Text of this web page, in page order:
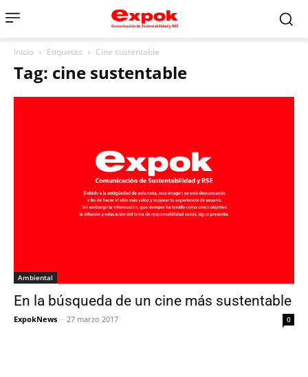
Inicio Etiquetas Cine sustentable
Tag: cine sustentable
Ambiental
En la búsqueda de un cine más sustentable
ExpokNews - 27 marzo 2017 0